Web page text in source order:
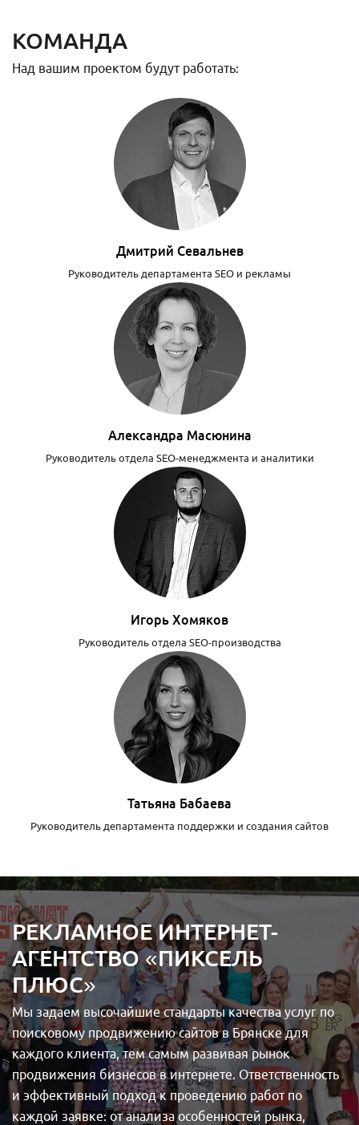
КОМАНДА
Над вашим проектом будут работать:
Дмитрий Севальнев
Руководитель департамента SEO и рекламы
Александра Масюнина
Руководитель отдела SEO-менеджмента и аналитики
Игорь Хомяков
Руководитель отдела SEO-производства
Татьяна Бабаева
Руководитель департамента поддержки и создания сайтов
РЕКЛАМНОЕ ИНТЕРНЕТ-
АГЕНТСТВО «ПИКСЕЛЬ
ПЛЮС»
Мы задаем высочайшие стандарты качества услуг по
поисковому продвижению сайтов в Брянске для
каждого клиента, тем самым развивая рынок
продвижения бизнесов в интернете. Ответственность
и эффективный подход к проведению работ по
каждой заявке: от анализа особенностей рынка,